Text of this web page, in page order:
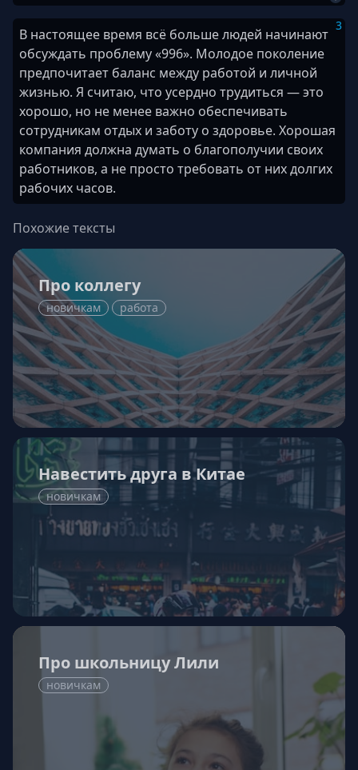
3
В настоящее время всё больше людей начинают
обсуждать проблему «996». Молодое поколение
предпочитает баланс между работой и личной
жизнью. Я считаю, что усердно трудиться — это
хорошо, но не менее важно обеспечивать
сотрудникам отдых и заботу о здоровье. Хорошая
компания должна думать о благополучии своих
работников, а не просто требовать от них долгих
рабочих часов.
Похожие тексты
Про коллегу
новичкам работа
Навестить друга в Китае
новичкам
Про школьницу Лили
новичкам